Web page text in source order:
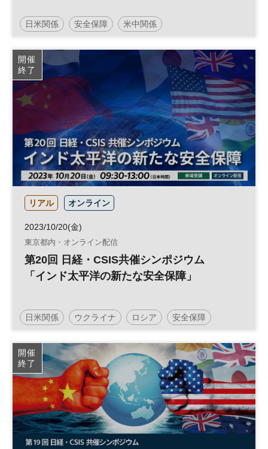
日米関係 安全保障 米中関係
開催
終了
リアル オンライン
2023/10/20(金)
東京都内・オンライン配信
第20回 日経・CSIS共催シンポジウム
「インド太平洋の新たな安全保障」
日米関係 ウクライナ ロシア 安全保障
米中関係
開催
終了